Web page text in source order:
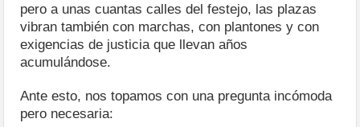
pero a unas cuantas calles del festejo, las plazas
vibran también con marchas, con plantones y con
exigencias de justicia que llevan años
acumulándose.
Ante esto, nos topamos con una pregunta incómoda
pero necesaria: